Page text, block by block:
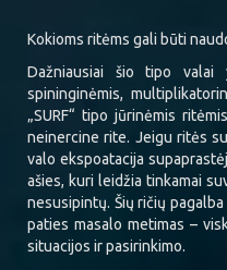
Kokioms ritėms gali būti
Dažniausiai šio tipo valai
spininginėmis,
„SURF“ tipo jūrinėmis
neinercine rite. Jeigu ritės
valo ekspoatacija
ašies, kuri leidžia tinkamai
nesusipintų. Šių ričių
paties masalo metimas –
situacijos ir pasirinkimo.